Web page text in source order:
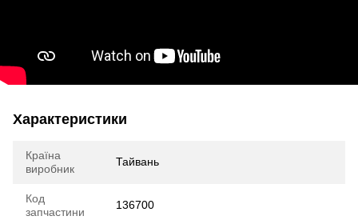
Характеристики
Країна
виробник
Тайвань
Код
запчастини
136700